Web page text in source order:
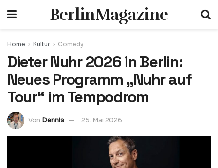
BerlinMagazine
Home Kultur Comedy
Dieter Nuhr 2026 in Berlin:
Neues Programm „Nuhr auf
Tour“ im Tempodrom
Von Dennis 25. Mai 2026